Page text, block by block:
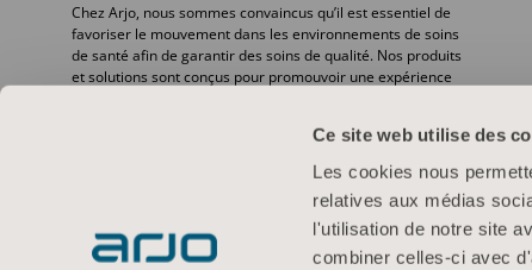
Ce site web utilise des
Les cookies nous
relatives aux médias
l'utilisation de notre site
combiner celles-ci avec
Chez Arjo, nous sommes convaincus qu’il est essentiel de
favoriser le mouvement dans les environnements de soins
de santé afin de garantir des soins de qualité. Nos produits
et solutions sont conçus pour promouvoir une expérience
désinfection, le diagnostic et la prévention des escarres ainsi
que la thromboembolie veineuse. Avec plus de
6 500 personnes dans le monde et 65 ans d’expérience en
matière de besoins des patients et des professionnels de la
santé, nous nous engageons à améliorer la vie des
personnes confrontées à des problèmes de mobilité.